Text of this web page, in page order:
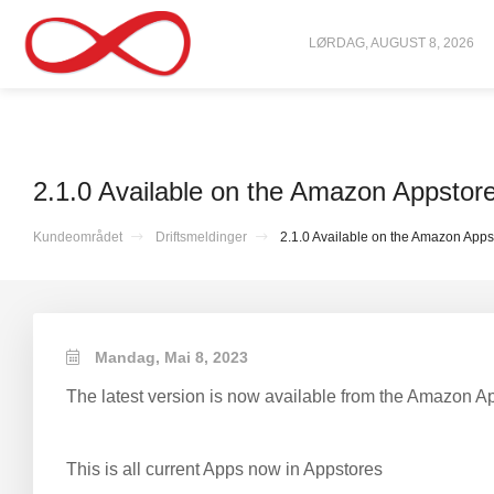
LØRDAG, AUGUST 8, 2026
2.1.0 Available on the Amazon
Kundeområdet Driftsmeldinger 2.1.0 Available on the Amazon
Mandag, Mai 8, 2023
The latest version is now available from the Amazon
This is all current Apps now in Appstores